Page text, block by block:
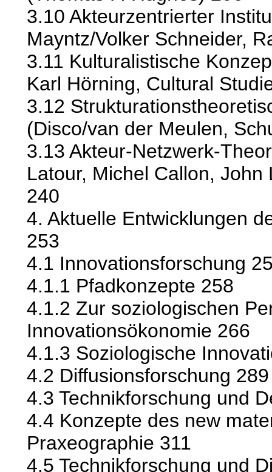
3.10 Akteurzentrierter
Mayntz/Volker Schneider,
3.11 Kulturalistische
Karl Hörning, Cultural
3.12
(Disco/van der Meulen,
3.13 Akteur-Netzwerk-
Latour, Michel Callon, John
240
4. Aktuelle Entwicklungen
253
4.1 Innovationsforschung
4.1.1 Pfadkonzepte 258
4.1.2 Zur soziologischen
Innovationsökonomie 266
4.1.3 Soziologische
4.2 Diffusionsforschung 289
4.3 Technikforschung und
4.4 Konzepte des new
Praxeographie 311
4.5 Technikforschung und